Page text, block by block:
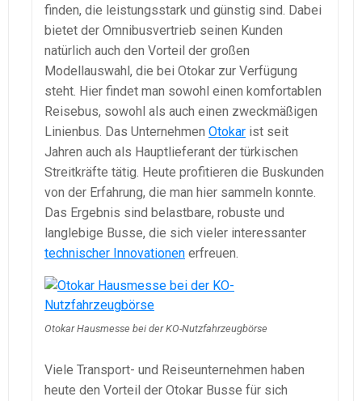
finden, die leistungsstark und günstig sind. Dabei
bietet der Omnibusvertrieb seinen Kunden
natürlich auch den Vorteil der großen
Modellauswahl, die bei Otokar zur Verfügung
steht. Hier findet man sowohl einen komfortablen
Reisebus, sowohl als auch einen zweckmäßigen
Linienbus. Das Unternehmen Otokar ist seit
Jahren auch als Hauptlieferant der türkischen
Streitkräfte tätig. Heute profitieren die Buskunden
von der Erfahrung, die man hier sammeln konnte.
Das Ergebnis sind belastbare, robuste und
langlebige Busse, die sich vieler interessanter
technischer Innovationen erfreuen.
Otokar Hausmesse bei der KO-Nutzfahrzeugbörse
Viele Transport- und Reiseunternehmen haben
heute den Vorteil der Otokar Busse für sich